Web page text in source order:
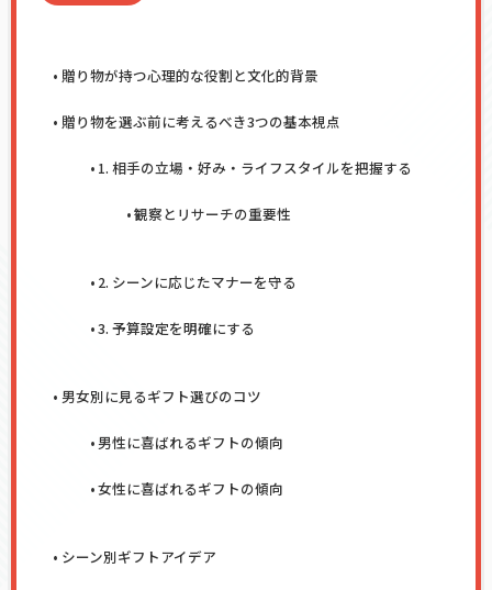
贈り物が持つ心理的な役割と文化的背景
贈り物を選ぶ前に考えるべき3つの基本視点
1. 相手の立場・好み・ライフスタイルを把握する
観察とリサーチの重要性
2. シーンに応じたマナーを守る
3. 予算設定を明確にする
男女別に見るギフト選びのコツ
男性に喜ばれるギフトの傾向
女性に喜ばれるギフトの傾向
シーン別ギフトアイデア